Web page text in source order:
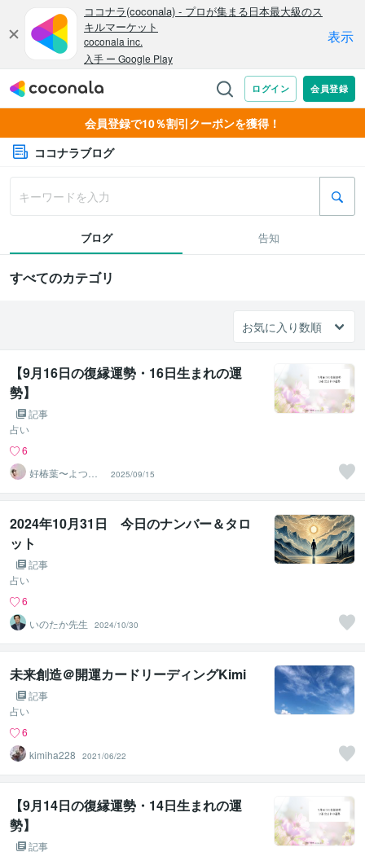
会員登録で10％割引クーポンを獲得！
ココナラブログ
ブログ 告知
すべてのカテゴリ
【9月16日の復縁運勢・16日生まれの運
勢】
記事
占い
6
好椿葉〜よつ
ば〜
2025/09/15
2024年10月31日 今日のナンバー＆タロ
ット
記事
占い
6
いのたか先生
2024/10/30
未来創造＠開運カードリーディングKimi
記事
占い
6
kimiha228
2021/06/22
【9月14日の復縁運勢・14日生まれの運
勢】
記事